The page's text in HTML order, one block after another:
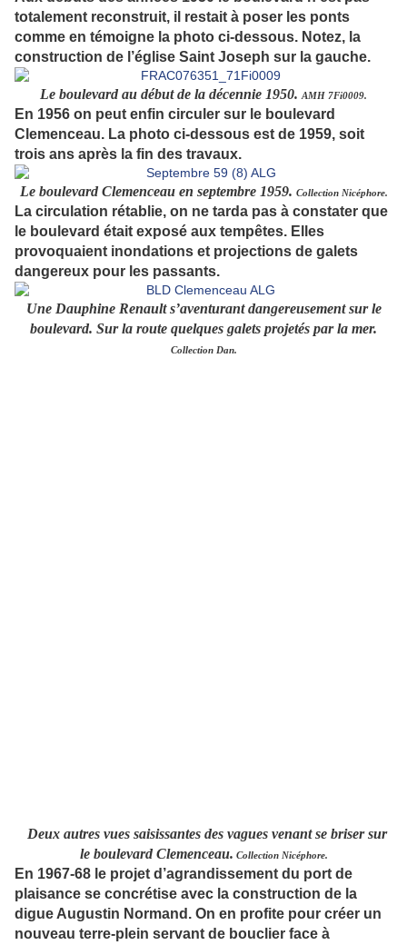
totalement reconstruit, il restait à poser les ponts
comme en témoigne la photo ci-dessous. Notez, la
construction de l’église Saint Joseph sur la gauche.
Le boulevard au début de la décennie 1950. AMH 7Fi0009.
En 1956 on peut enfin circuler sur le boulevard
Clemenceau. La photo ci-dessous est de 1959, soit
trois ans après la fin des travaux.
Le boulevard Clemenceau en septembre 1959. Collection Nicéphore.
La circulation rétablie, on ne tarda pas à constater que
le boulevard était exposé aux tempêtes. Elles
provoquaient inondations et projections de galets
dangereux pour les passants.
Une Dauphine Renault s’aventurant dangereusement sur le
boulevard. Sur la route quelques galets projetés par la mer.
Collection Dan.
Deux autres vues saisissantes des vagues venant se briser sur
le boulevard Clemenceau. Collection Nicéphore.
En 1967-68 le projet d’agrandissement du port de
plaisance se concrétise avec la construction de la
digue Augustin Normand. On en profite pour créer un
nouveau terre-plein servant de bouclier face à